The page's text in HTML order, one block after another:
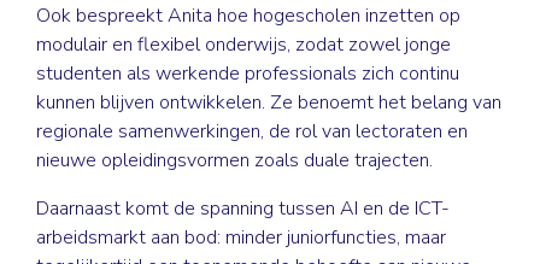
Ook bespreekt Anita hoe hogescholen inzetten op
modulair en flexibel onderwijs, zodat zowel jonge
studenten als werkende professionals zich continu
kunnen blijven ontwikkelen. Ze benoemt het belang van
regionale samenwerkingen, de rol van lectoraten en
nieuwe opleidingsvormen zoals duale trajecten.
Daarnaast komt de spanning tussen AI en de ICT-
arbeidsmarkt aan bod: minder juniorfuncties, maar